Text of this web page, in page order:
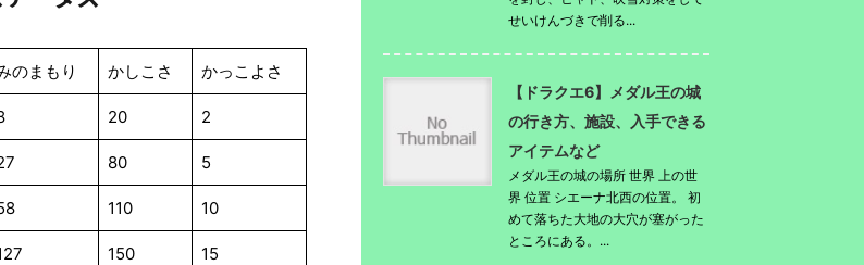
のまもり かしこさ かっこよさ
20 2
80 5
110 10
150 15
せいけんづきで削る...
【ドラクエ6】メダル王の城
の行き方、施設、入手できる
アイテムなど
メダル王の城の場所 世界 上の世
界 位置 シエーナ北西の位置。 初
めて落ちた大地の大穴が塞がった
ところにある。...